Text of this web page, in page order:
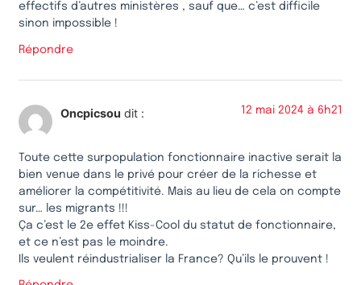
effectifs d’autres ministères , sauf que… c’est difficile
sinon impossible !
Répondre
Oncpicsou dit : 12 mai 2024 à 6h21
Toute cette surpopulation fonctionnaire inactive serait la
bien venue dans le privé pour créer de la richesse et
améliorer la compétitivité. Mais au lieu de cela on compte
sur… les migrants !!!
Ça c’est le 2e effet Kiss-Cool du statut de fonctionnaire,
et ce n’est pas le moindre.
Ils veulent réindustrialiser la France? Qu’ils le prouvent !